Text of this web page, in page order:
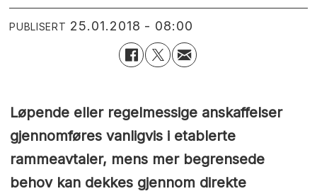
PUBLISERT 25.01.2018 - 08:00
Løpende eller regelmessige anskaffelser
gjennomføres vanligvis i etablerte
rammeavtaler, mens mer begrensede
behov kan dekkes gjennom direkte